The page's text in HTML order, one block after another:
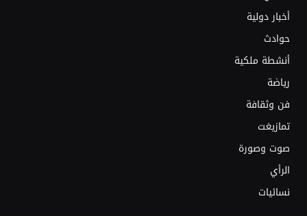
أخبار دولية
حوادث
أنشطة ملكية
رياضة
فن وثقافة
تمازيغت
صوت وصورة
الرأي
نسائيات